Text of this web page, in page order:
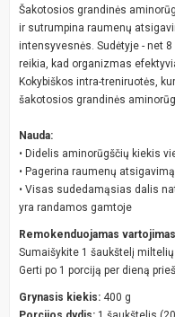
Šakotosios grandinės
ir sutrumpina raumenų
intensyvesnės. Sudėtyje - net
reikia, kad organizmas
Kokybiškos intra-treniruotės,
šakotosios grandinės
Nauda:
• Didelis aminorūgščių kiekis
• Pagerina raumenų
• Visas sudedamąsias dalis
yra randamos gamtoje
Remokenduojamas
Sumaišykite 1 šaukštelį
Gerti po 1 porciją per dieną
Grynasis kiekis: 400 g